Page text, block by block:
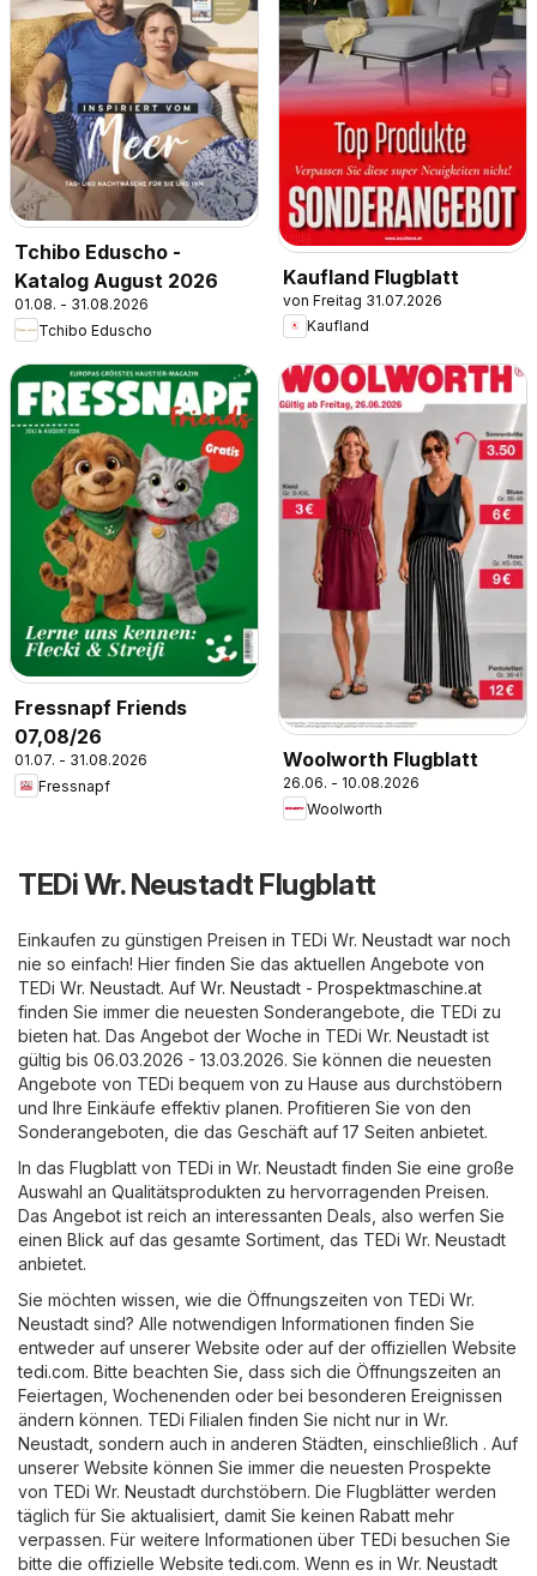
Tchibo Eduscho -
Katalog August 2026
01.08. - 31.08.2026
Tchibo Eduscho
Kaufland Flugblatt
von Freitag 31.07.2026
Kaufland
Fressnapf Friends
07,08/26
01.07. - 31.08.2026
Fressnapf
Woolworth Flugblatt
26.06. - 10.08.2026
Woolworth
TEDi Wr. Neustadt Flugblatt
Einkaufen zu günstigen Preisen in TEDi Wr. Neustadt war noch
nie so einfach! Hier finden Sie das aktuellen Angebote von
TEDi Wr. Neustadt. Auf Wr. Neustadt - Prospektmaschine.at
finden Sie immer die neuesten Sonderangebote, die TEDi zu
bieten hat. Das Angebot der Woche in TEDi Wr. Neustadt ist
gültig bis 06.03.2026 - 13.03.2026. Sie können die neuesten
Angebote von TEDi bequem von zu Hause aus durchstöbern
und Ihre Einkäufe effektiv planen. Profitieren Sie von den
Sonderangeboten, die das Geschäft auf 17 Seiten anbietet.
In das Flugblatt von TEDi in Wr. Neustadt finden Sie eine große
Auswahl an Qualitätsprodukten zu hervorragenden Preisen.
Das Angebot ist reich an interessanten Deals, also werfen Sie
einen Blick auf das gesamte Sortiment, das TEDi Wr. Neustadt
anbietet.
Sie möchten wissen, wie die Öffnungszeiten von TEDi Wr.
Neustadt sind? Alle notwendigen Informationen finden Sie
entweder auf unserer Website oder auf der offiziellen Website
tedi.com. Bitte beachten Sie, dass sich die Öffnungszeiten an
Feiertagen, Wochenenden oder bei besonderen Ereignissen
ändern können. TEDi Filialen finden Sie nicht nur in Wr.
Neustadt, sondern auch in anderen Städten, einschließlich . Auf
unserer Website können Sie immer die neuesten Prospekte
von TEDi Wr. Neustadt durchstöbern. Die Flugblätter werden
täglich für Sie aktualisiert, damit Sie keinen Rabatt mehr
verpassen. Für weitere Informationen über TEDi besuchen Sie
bitte die offizielle Websitetedi.com. Wenn es in Wr. Neustadt